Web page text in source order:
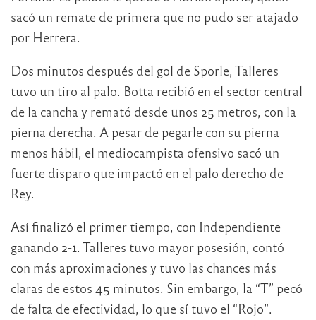
sacó un remate de primera que no pudo ser atajado
por Herrera.
Dos minutos después del gol de Sporle, Talleres
tuvo un tiro al palo. Botta recibió en el sector central
de la cancha y remató desde unos 25 metros, con la
pierna derecha. A pesar de pegarle con su pierna
menos hábil, el mediocampista ofensivo sacó un
fuerte disparo que impactó en el palo derecho de
Rey.
Así finalizó el primer tiempo, con Independiente
ganando 2-1. Talleres tuvo mayor posesión, contó
con más aproximaciones y tuvo las chances más
claras de estos 45 minutos. Sin embargo, la “T” pecó
de falta de efectividad, lo que sí tuvo el “Rojo”.